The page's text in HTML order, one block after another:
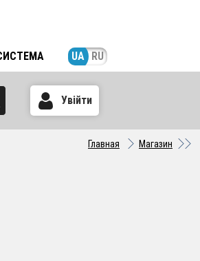
UA RU
Увійти
Главная Магазин